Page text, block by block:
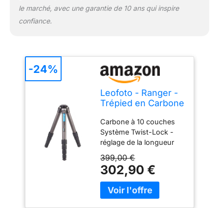
le marché, avec une garantie de 10 ans qui inspire
confiance.
Leofoto - Ranger -
Trépied en Carbone
cm - Min. Hauteur :
8 cm - Idéal pour la
macrophotographie
- LS-365C
Carbone à 10 couches
Système Twist-Lock -
réglage de la longueur
d'une seule main Faible
hauteur de travail
minimale grâce aux
jambes du trépied
399,00 €
302,90 €
-24%